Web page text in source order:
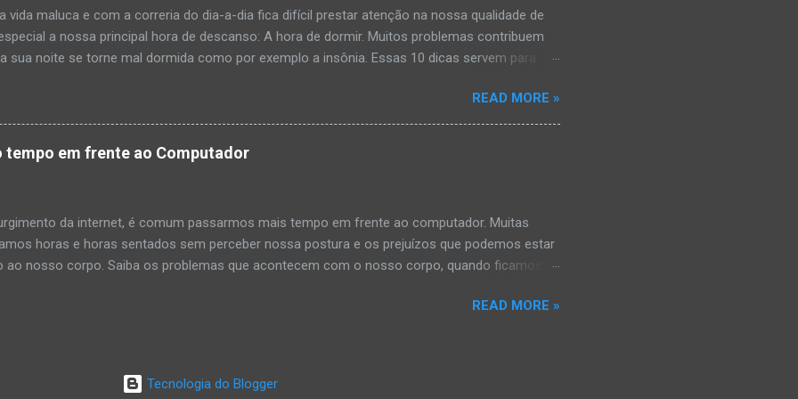
o atendi...
vida maluca e com a correria do dia-a-dia fica difícil prestar atenção na nossa qualidade de
a nossa principal hora de descanso: A hora de dormir. Muitos problemas contribuem
sua noite se torne mal dormida como por exemplo a insônia. Essas 10 dicas servem para
uma rotina Ir para a cama e acordar no mesmo horário – inclusive no fim de semana – é o
para aprender a dormir na hora certa. 2. Relaxe à noite Atividades estimulantes devem
uma hora antes de dormir. Comer na cama também tira o sono. 3. Não cochilar fora de
depois do almoço é reparador, mas se passar de 40 minutos pode prejudicar o sono à
melh...
READ MORE »
em frente ao Computador
da internet, é comum passarmos mais tempo em frente ao computador. Muitas
horas e horas sentados sem perceber nossa postura e os prejuízos que podemos estar
ao nosso corpo. Saiba os problemas que acontecem com o nosso corpo, quando ficamos
em frente ao computador. Assim, diminui a lubrificação e aumenta a possibilidade de qualquer
rapidamente, nossa visão tem que trabalhar muito para poder dar conta dos estímulos.
tensionado - Aproximar o rosto perto da tela é um movimento natural que fazemos sem
READ MORE »
Tecnologia do Blogger